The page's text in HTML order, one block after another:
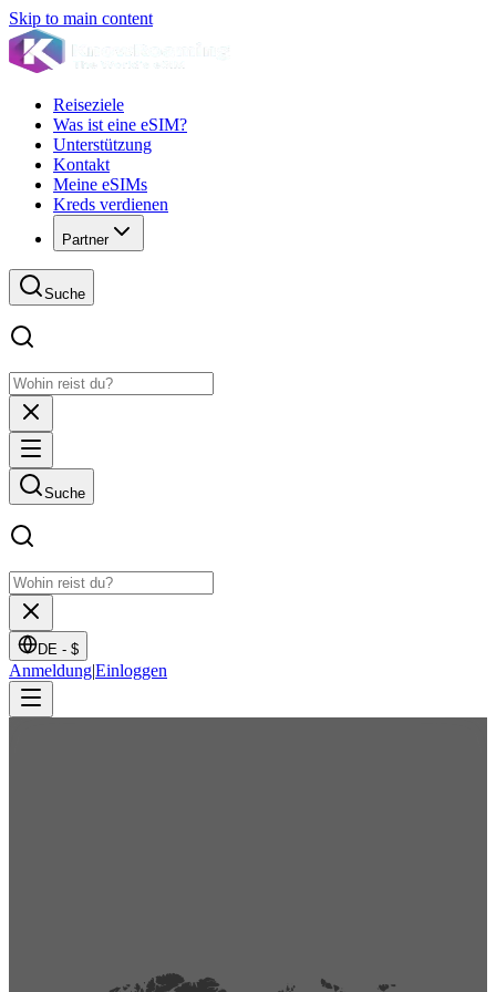
Skip to main content
Reiseziele
Was ist eine eSIM?
Unterstützung
Kontakt
Meine eSIMs
Kreds verdienen
Partner
Suche
Suche
DE - $
Anmeldung|Einloggen